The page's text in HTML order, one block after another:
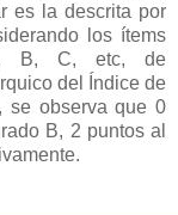
es la descrita por
los ítems
B, C, etc, de
del Índice de
se observa que 0
B, 2 puntos al